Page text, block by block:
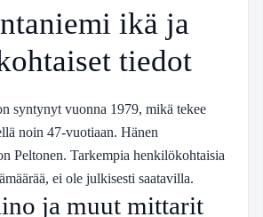
ikä ja
tiedot
syntynyt vuonna 1979, mikä tekee
noin 47-vuotiaan. Hänen
Peltonen. Tarkempia henkilökohtaisia
ei ole julkisesti saatavilla.
ja muut mittarit